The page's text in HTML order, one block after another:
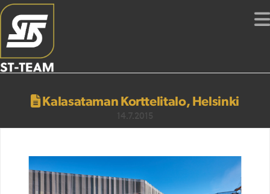
Kalasataman Korttelitalo, Helsinki